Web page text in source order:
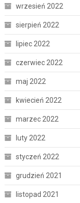
wrzesień 2022
sierpień 2022
lipiec 2022
czerwiec 2022
maj 2022
kwiecień 2022
marzec 2022
luty 2022
styczeń 2022
grudzień 2021
listopad 2021